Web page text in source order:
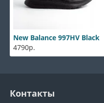
New Balance 997HV Black
4790р.
Контакты